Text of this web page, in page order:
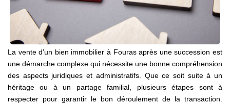
Nos Biens
Notre Service Location
Guide Du Propriétaire Bailleur
LA GESTION LOCATIVE
AGENCES
La vente d’un bien immobilier à Fouras après une succession est
une démarche complexe qui nécessite une bonne compréhension
des aspects juridiques et administratifs. Que ce soit suite à un
héritage ou à un partage familial, plusieurs étapes sont à
respecter pour garantir le bon déroulement de la transaction.